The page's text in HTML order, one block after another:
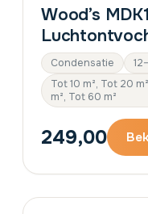
Wood’s
Condensatie
Tot 10 m², Tot 20
m², Tot 60 m²
249,00